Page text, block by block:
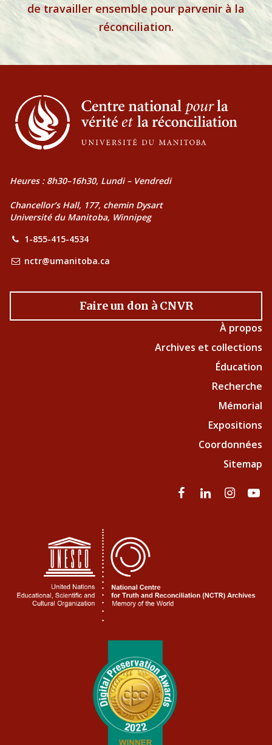
de travailler ensemble pour parvenir à la
réconciliation.
Heures : 8h30–16h30, Lundi – Vendredi
Chancellor’s Hall, 177, chemin Dysart
Université du Manitoba, Winnipeg
1-855-415-4534
nctr@umanitoba.ca
Faire un don à CNVR
À propos
Archives et collections
Éducation
Recherche
Mémorial
Expositions
Coordonnées
Sitemap